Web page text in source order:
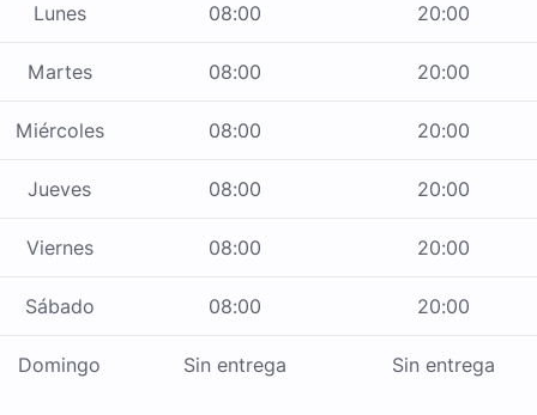
Lunes 08:00 20:00
Martes 08:00 20:00
Miércoles 08:00 20:00
Jueves 08:00 20:00
Viernes 08:00 20:00
Sábado 08:00 20:00
Domingo Sin entrega Sin entrega